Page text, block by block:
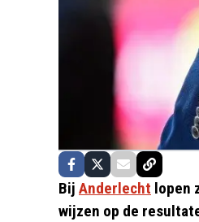
Bij Anderlecht lopen
wijzen op de